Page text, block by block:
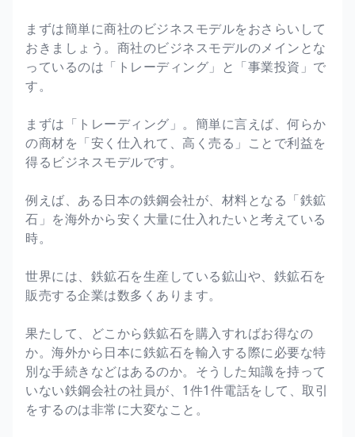
まずは簡単に商社のビジネスモデルをおさらいして
おきましょう。商社のビジネスモデルのメインとな
っているのは「トレーディング」と「事業投資」で
す。
まずは「トレーディング」。簡単に言えば、何らか
の商材を「安く仕入れて、高く売る」ことで利益を
得るビジネスモデルです。
例えば、ある日本の鉄鋼会社が、材料となる「鉄鉱
石」を海外から安く大量に仕入れたいと考えている
時。
世界には、鉄鉱石を生産している鉱山や、鉄鉱石を
販売する企業は数多くあります。
果たして、どこから鉄鉱石を購入すればお得なの
か。海外から日本に鉄鉱石を輸入する際に必要な特
別な手続きなどはあるのか。そうした知識を持って
いない鉄鋼会社の社員が、1件1件電話をして、取引
をするのは非常に大変なこと。